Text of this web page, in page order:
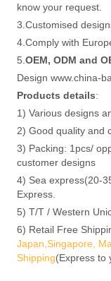
know your request.
3.Customised
4.Comply with
5. OEM, ODM and
Design www.china-
Products details:
1) Various designs
2) Good quality and
3) Packing: 1pcs/
customer designs
4) Sea express(20-
Express.
5) T/T / Western
6) Retail Free
Japan,Singapore,
Shipping(Express to